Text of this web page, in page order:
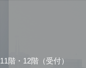
階・12階（受付）